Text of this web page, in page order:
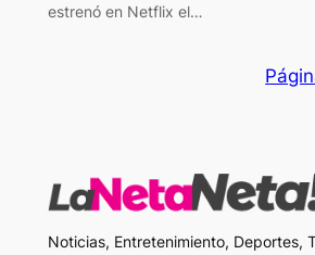
estrenó en Netflix el…
Noticias, Entretenimiento, Deportes,